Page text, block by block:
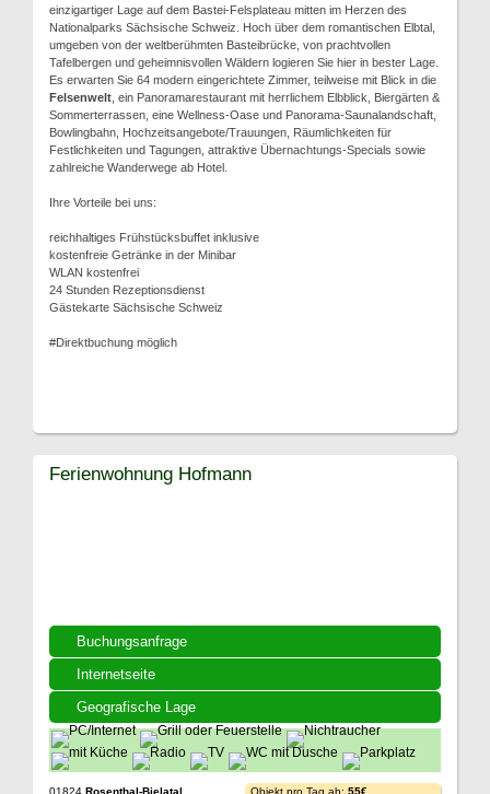
einzigartiger Lage auf dem Bastei-Felsplateau mitten im Herzen des
Nationalparks Sächsische Schweiz. Hoch über dem romantischen Elbtal,
umgeben von der weltberühmten Basteibrücke, von prachtvollen
Tafelbergen und geheimnisvollen Wäldern logieren Sie hier in bester Lage.
Es erwarten Sie 64 modern eingerichtete Zimmer, teilweise mit Blick in die
Felsenwelt , ein Panoramarestaurant mit herrlichem Elbblick, Biergärten &
Sommerterrassen, eine Wellness-Oase und Panorama-Saunalandschaft,
Bowlingbahn, Hochzeitsangebote/Trauungen, Räumlichkeiten für
Festlichkeiten und Tagungen, attraktive Übernachtungs-Specials sowie
zahlreiche Wanderwege ab Hotel.
Ihre Vorteile bei uns:
reichhaltiges Frühstücksbuffet inklusive
kostenfreie Getränke in der Minibar
WLAN kostenfrei
24 Stunden Rezeptionsdienst
Gästekarte Sächsische Schweiz
#Direktbuchung möglich
Buchungsanfrage
Internetseite
Geografische Lage
Ferienwohnung Hofmann
01824 Rosenthal-Bielatal
Objekt pro Tag ab: 55€